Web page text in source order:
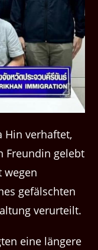
Hin verhaftet,
Freundin gelebt
wegen
gefälschten
verurteilt.
eine längere